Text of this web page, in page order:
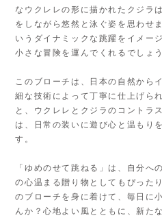
なウクレレの形に描かれたクジラ
をしながら悠然と泳ぐ姿を思わせ
いうダイナミックな跳躍をイメー
小さな冒険を運んでくれるでしょう
このブローチは、日本の自然から
細な技術によって丁寧に仕上げら
と、ウクレレとクジラのコントラ
は、日常の装いに遊び心と温もり
す。
「ゆめのせて跳ねる」は、自分へ
の心温まる贈り物としてもぴった
のブローチを身に着けて、毎日に
んか？心地よい風とともに、新た